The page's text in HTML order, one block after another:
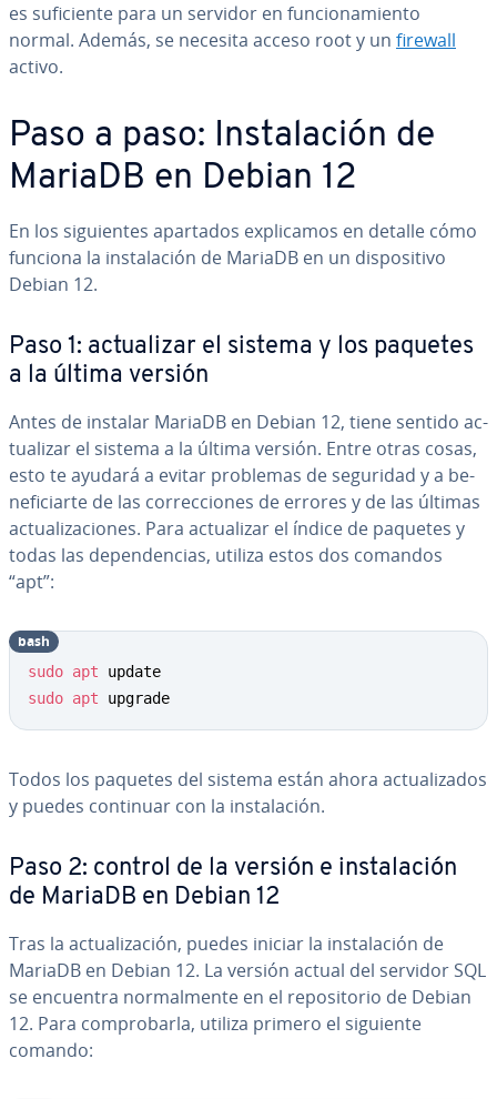
es su­fi­cie­n­te para un servidor en fu­n­cio­na­mie­n­to
normal. Además, se necesita acceso root y un firewall
activo.
Paso a paso: In­s­ta­la­ción de
MariaDB en Debian 12
En los si­guie­n­tes apartados ex­pli­ca­mos en detalle cómo
funciona la in­s­ta­la­ción de MariaDB en un di­s­po­si­ti­vo
Debian 12.
Paso 1: ac­tua­li­zar el sistema y los paquetes
a la última versión
Antes de instalar MariaDB en Debian 12, tiene sentido ac­
tua­li­zar el sistema a la última versión. Entre otras cosas,
esto te ayudará a evitar problemas de seguridad y a be­
ne­fi­ciar­te de las co­rre­c­cio­nes de errores y de las últimas
ac­tua­li­za­cio­nes. Para ac­tua­li­zar el índice de paquetes y
todas las de­pe­n­de­n­cias, utiliza estos dos comandos
“apt”:
sudo apt
sudo apt upgrade
bash
Todos los paquetes del sistema están ahora ac­tua­li­za­dos
y puedes continuar con la in­s­ta­la­ción.
Paso 2: control de la versión e in­s­ta­la­ción
de MariaDB en Debian 12
Tras la ac­tua­li­za­ción, puedes iniciar la in­s­ta­la­ción de
MariaDB en Debian 12. La versión actual del servidor SQL
se encuentra no­r­ma­l­me­n­te en el re­po­si­to­rio de Debian
12. Para co­m­pro­bar­la, utiliza primero el siguiente
comando: